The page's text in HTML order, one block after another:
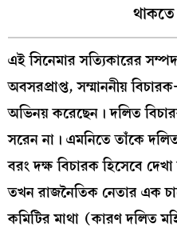
থাকতে
এই সিনেমার সত্যিকারের
অবসরপ্রাপ্ত, সম্মাননীয়
অভিনয় করেছেন। দলিত
সরেন না। এমনিতে তাঁকে
বরং দক্ষ বিচারক হিসেবে
তখন রাজনৈতিক নেতার এক
কমিটির মাথা (কারণ দলিত